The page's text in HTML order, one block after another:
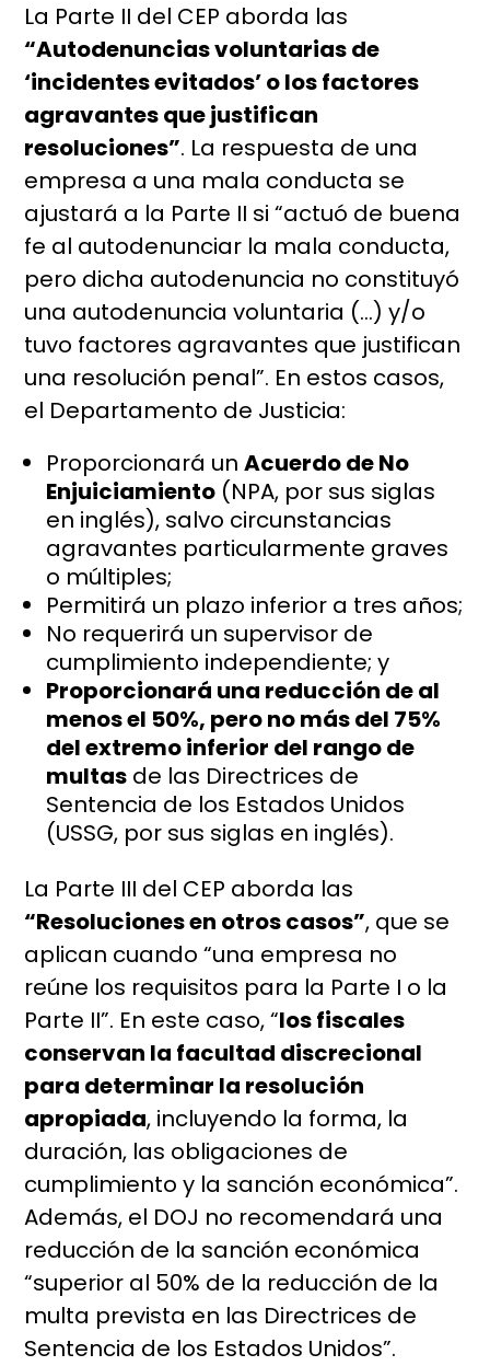
La Parte II del CEP aborda las
“Autodenuncias voluntarias de
‘incidentes evitados’ o los factores
agravantes que justifican
resoluciones”. La respuesta de una
empresa a una mala conducta se
ajustará a la Parte II si “actuó de buena
fe al autodenunciar la mala conducta,
pero dicha autodenuncia no constituyó
una autodenuncia voluntaria (…) y/o
tuvo factores agravantes que justifican
una resolución penal”. En estos casos,
el Departamento de Justicia:
Proporcionará unAcuerdo de No
Enjuiciamiento (NPA, por sus siglas
en inglés), salvo circunstancias
agravantes particularmente graves
o múltiples;
Permitirá un plazo inferior a tres años;
No requerirá un supervisor de
cumplimiento independiente; y
Proporcionará una reducción de al
menos el 50%, pero no más del 75%
del extremo inferior del rango de
multas de las Directrices de
Sentencia de los Estados Unidos
(USSG, por sus siglas en inglés).
La Parte III del CEP aborda las
“Resoluciones en otros casos”, que se
aplican cuando “una empresa no
reúne los requisitos para la Parte I o la
Parte II”. En este caso, “los fiscales
conservan la facultad discrecional
para determinar la resolución
apropiada, incluyendo la forma, la
duración, las obligaciones de
cumplimiento y la sanción económica”.
Además, el DOJ no recomendará una
reducción de la sanción económica
“superior al 50% de la reducción de la
multa prevista en las Directrices de
Sentencia de los Estados Unidos”.